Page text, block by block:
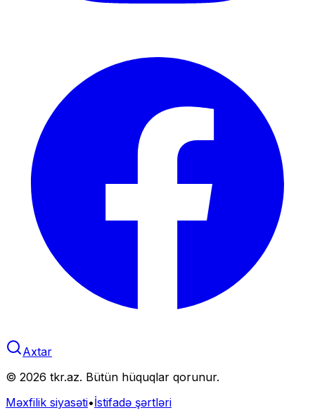
Axtar
© 2026 tkr.az. Bütün hüquqlar qorunur.
Məxfilik siyasəti•İstifadə şərtləri